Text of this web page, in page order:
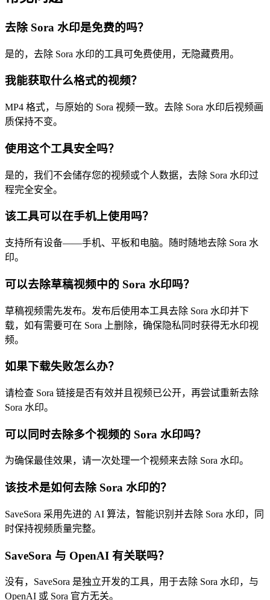
去除 Sora 水印是免费的吗？
是的，去除 Sora 水印的工具可免费使用，无隐藏费用。
我能获取什么格式的视频？
MP4 格式，与原始的 Sora 视频一致。去除 Sora 水印后视频画
质保持不变。
使用这个工具安全吗？
是的，我们不会储存您的视频或个人数据，去除 Sora 水印过
程完全安全。
该工具可以在手机上使用吗？
支持所有设备——手机、平板和电脑。随时随地去除 Sora 水
印。
可以去除草稿视频中的 Sora 水印吗？
草稿视频需先发布。发布后使用本工具去除 Sora 水印并下
载，如有需要可在 Sora 上删除，确保隐私同时获得无水印视
频。
如果下载失败怎么办？
请检查 Sora 链接是否有效并且视频已公开，再尝试重新去除
Sora 水印。
可以同时去除多个视频的 Sora 水印吗？
为确保最佳效果，请一次处理一个视频来去除 Sora 水印。
该技术是如何去除 Sora 水印的？
SaveSora 采用先进的 AI 算法，智能识别并去除 Sora 水印，同
时保持视频质量完整。
SaveSora 与 OpenAI 有关联吗？
没有，SaveSora 是独立开发的工具，用于去除 Sora 水印，与
OpenAI 或 Sora 官方无关。